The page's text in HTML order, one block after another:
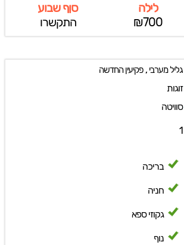
לילה
₪700
סןף שבוע
התקשרו
גליל מערבי, פקיעין החדשה
זוגות
סוויטה
1
בריכה
חניה
גקוזי ספא
נוף